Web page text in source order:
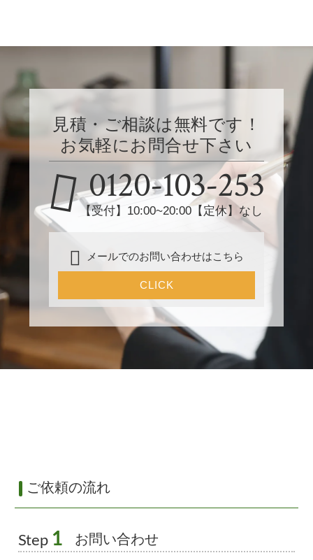
見積・ご相談は無料です！
お気軽にお問合せ下さい
0120-103-253
【受付】10:00~20:00【定休】なし
メールでのお問い合わせはこちら
CLICK
ご依頼の流れ
Step 1 お問い合わせ